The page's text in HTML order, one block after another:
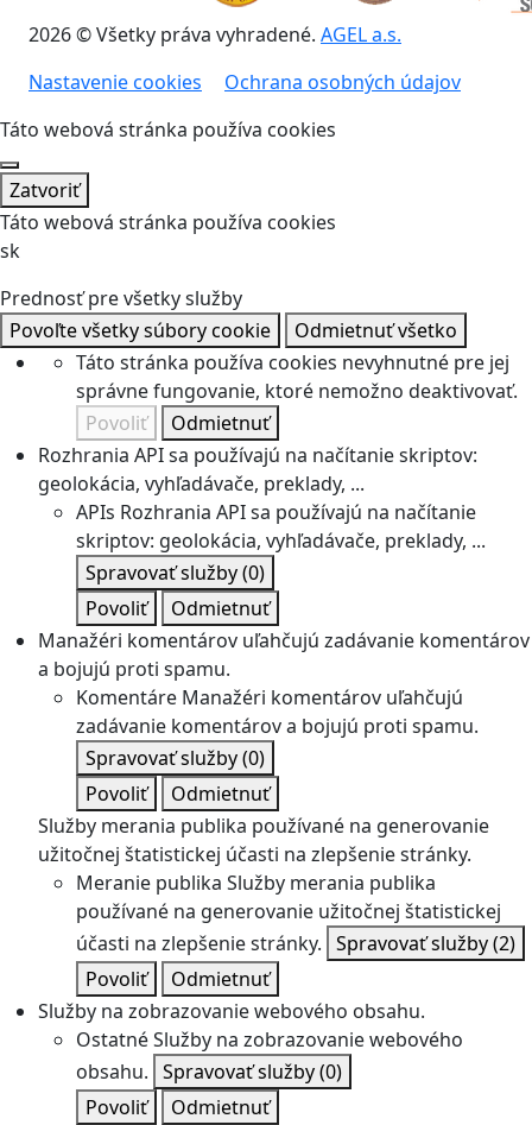
2026 © Všetky práva vyhradené. AGEL a.s.
Nastavenie cookies
Ochrana osobných údajov
Táto webová stránka používa cookies
Zatvoriť
Táto webová stránka používa cookies
sk
Prednosť pre všetky služby
Povoľte všetky súbory cookie
Odmietnuť všetko
Táto stránka používa cookies nevyhnutné pre jej
správne fungovanie, ktoré nemožno deaktivovať.
Povoliť
Odmietnuť
Rozhrania API sa používajú na načítanie skriptov:
geolokácia, vyhľadávače, preklady, ...
APIs Rozhrania API sa používajú na načítanie
skriptov: geolokácia, vyhľadávače, preklady, ...
Spravovať služby(0)
Povoliť
Odmietnuť
Manažéri komentárov uľahčujú zadávanie komentárov
a bojujú proti spamu.
Komentáre Manažéri komentárov uľahčujú
zadávanie komentárov a bojujú proti spamu.
Spravovať služby(0)
Povoliť
Odmietnuť
Služby merania publika používané na generovanie
užitočnej štatistickej účasti na zlepšenie stránky.
Meranie publika Služby merania publika
používané na generovanie užitočnej štatistickej
účasti na zlepšenie stránky. Spravovať služby(2)
Povoliť
Odmietnuť
Služby na zobrazovanie webového obsahu.
OstatnéSlužby na zobrazovanie webového
obsahu. Spravovať služby(0)
Povoliť
Odmietnuť